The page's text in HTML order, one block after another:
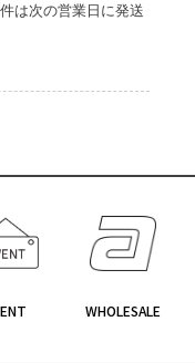
は次の営業日に発送
WHOLESALE